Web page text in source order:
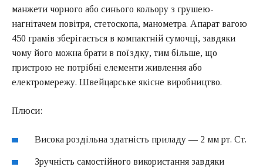
манжети чорного або синього кольору з грушею-
нагнітачем повітря, стетоскопа, манометра. Апарат вагою
450 грамів зберігається в компактній сумочці, завдяки
чому його можна брати в поїздку, тим більше, що
пристрою не потрібні елементи живлення або
електромережу. Швейцарське якісне виробництво.
Плюси:
Висока роздільна здатність приладу — 2 мм рт. Ст.
Зручність самостійного використання завдяки